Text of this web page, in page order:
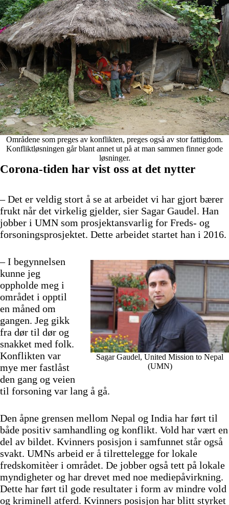
Områdene som preges av konflikten, preges også av stor fattigdom.
Konfliktløsningen går blant annet ut på at man sammen finner gode
løsninger.
Corona-tiden har vist oss at det nytter
– Det er veldig stort å se at arbeidet vi har gjort bærer
frukt når det virkelig gjelder, sier Sagar Gaudel. Han
jobber i UMN som prosjektansvarlig for Freds- og
forsoningsprosjektet. Dette arbeidet startet han i 2016.
Sagar Gaudel, United Mission to Nepal
(UMN)
– I begynnelsen
kunne jeg
oppholde meg i
området i opptil
en måned om
gangen. Jeg gikk
fra dør til dør og
snakket med folk.
Konflikten var
mye mer fastlåst
den gang og veien
til forsoning var lang å gå.
Den åpne grensen mellom Nepal og India har ført til
både positiv samhandling og konflikt. Vold har vært en
del av bildet. Kvinners posisjon i samfunnet står også
svakt. UMNs arbeid er å tilrettelegge for lokale
fredskomitèer i området. De jobber også tett på lokale
myndigheter og har drevet med noe mediepåvirkning.
Dette har ført til gode resultater i form av mindre vold
og kriminell atferd. Kvinners posisjon har blitt styrket